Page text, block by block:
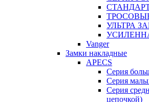
УЛЬТРА
Vanger
Замки накладные
APECS
Серия
Серия
Серия
цепочкой)